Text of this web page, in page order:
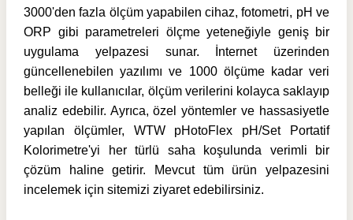
3000'den fazla ölçüm yapabilen cihaz, fotometri, pH ve
ORP gibi parametreleri ölçme yeteneğiyle geniş bir
uygulama yelpazesi sunar. İnternet üzerinden
güncellenebilen yazılımı ve 1000 ölçüme kadar veri
belleği ile kullanıcılar, ölçüm verilerini kolayca saklayıp
analiz edebilir. Ayrıca, özel yöntemler ve hassasiyetle
yapılan ölçümler, WTW pHotoFlex pH/Set Portatif
Kolorimetre'yi her türlü saha koşulunda verimli bir
çözüm haline getirir. Mevcut tüm ürün yelpazesini
incelemek için sitemizi ziyaret edebilirsiniz.